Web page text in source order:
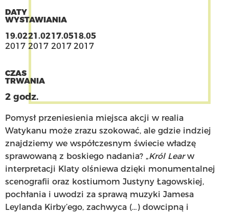
DATY
WYSTAWIANIA
19.02
2017
21.02
2017
17.05
2017
18.05
2017
CZAS
TRWANIA
2 godz.
Pomysł przeniesienia miejsca akcji w realia
Watykanu może zrazu szokować, ale gdzie indziej
znajdziemy we współczesnym świecie władzę
sprawowaną z boskiego nadania? „Król Learw
interpretacji Klaty olśniewa dzięki monumentalnej
scenografii oraz kostiumom Justyny Łagowskiej,
pochłania i uwodzi za sprawą muzyki Jamesa
Leylanda Kirby’ego, zachwyca (…) dowcipną i